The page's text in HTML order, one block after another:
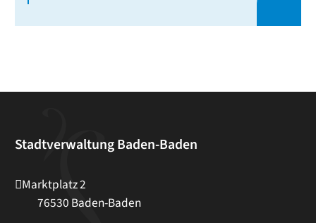
Stadtverwaltung Baden-Baden
Marktplatz 2
76530 Baden-Baden